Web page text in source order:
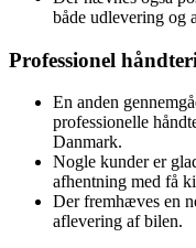
både udlevering og
Professionel
En anden
professionelle
Danmark.
Nogle kunder er
afhentning med få
Der fremhæves en
aflevering af bilen.